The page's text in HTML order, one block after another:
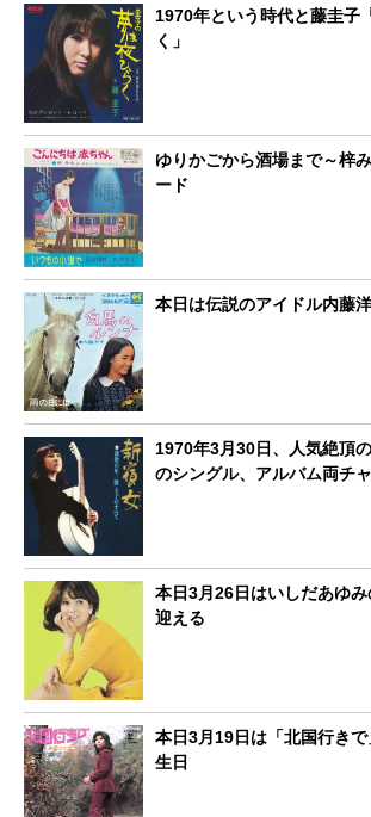
1970年という時代と藤圭子
く」
ゆりかごから酒場まで～梓
ード
本日は伝説のアイドル内藤
1970年3月30日、人気絶頂
のシングル、アルバム両チ
本日3月26日はいしだあゆ
迎える
本日3月19日は「北国行き
生日